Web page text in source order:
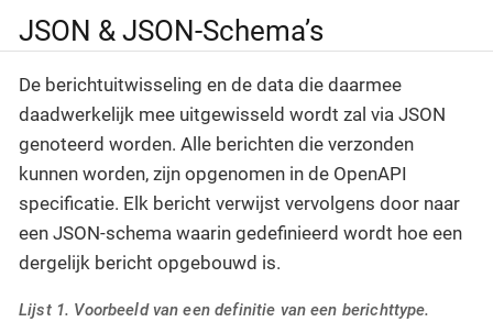
JSON & JSON-Schema’s
De berichtuitwisseling en de data die daarmee
daadwerkelijk mee uitgewisseld wordt zal via JSON
genoteerd worden. Alle berichten die verzonden
kunnen worden, zijn opgenomen in de OpenAPI
specificatie. Elk bericht verwijst vervolgens door naar
een JSON-schema waarin gedefinieerd wordt hoe een
dergelijk bericht opgebouwd is.
Lijst 1. Voorbeeld van een definitie van een berichttype.